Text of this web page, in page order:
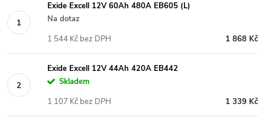
Exide Excell 12V 60Ah 480A EB605 (L)
Na dotaz
1 868 Kč
1 544 Kč bez DPH
Exide Excell 12V 44Ah 420A EB442
Skladem
1 339 Kč
1 107 Kč bez DPH